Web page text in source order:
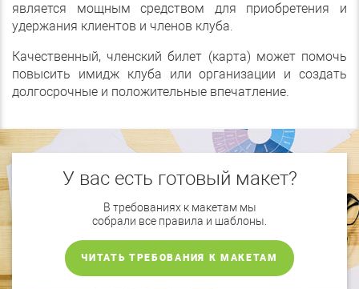
является мощным средством для приобретения и
удержания клиентов и членов клуба.
Качественный, членский билет (карта) может помочь
повысить имидж клуба или организации и создать
долгосрочные и положительные впечатление.
У вас есть готовый макет?
В требованиях к макетам мы
собрали все правила и шаблоны.
ЧИТАТЬ ТРЕБОВАНИЯ К МАКЕТАМ